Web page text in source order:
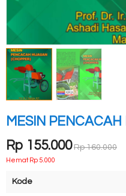
MESIN
Rp 155.000 Rp 160.000
Hemat Rp 5.000
Kode